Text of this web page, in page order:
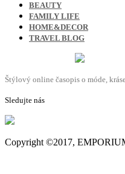
BEAUTY
FAMILY LIFE
HOME&DECOR
TRAVEL BLOG
Štýlový online časopis o móde,
Sledujte nás
Copyright ©2017,